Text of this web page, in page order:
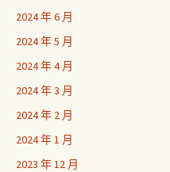
2024 年 6 月
2024 年 5 月
2024 年 4 月
2024 年 3 月
2024 年 2 月
2024 年 1 月
2023 年 12 月